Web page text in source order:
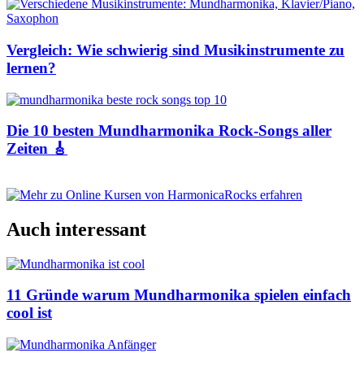
Vergleich: Wie schwierig sind Musikinstrumente zu
lernen?
Die 10 besten Mundharmonika Rock-Songs aller
Zeiten 🎸
Auch interessant
11 Gründe warum Mundharmonika spielen einfach
cool ist